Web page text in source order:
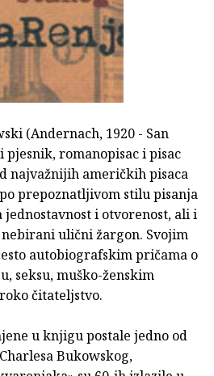
(Andernach, 1920 - San
pjesnik, romanopisac i pisac
najvažnijih američkih pisaca
prepoznatljivom stilu pisanja
i otvorenost, ali i
ulični žargon. Svojim
autobiografskim pričama o
seksu, muško-ženskim
čitateljstvo.
u knjigu postale jedno od
Bukowskog,